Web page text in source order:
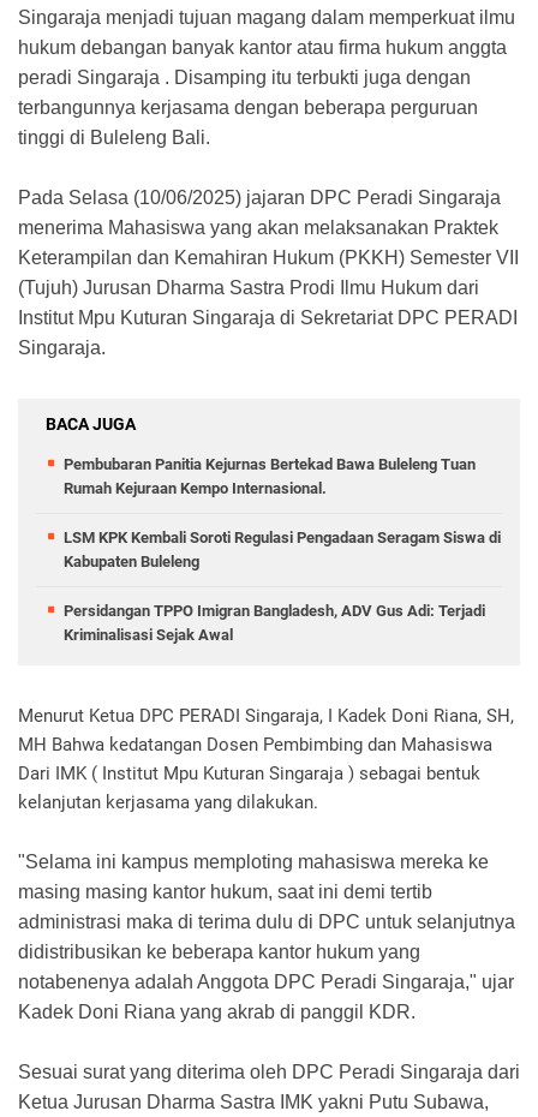
Singaraja menjadi tujuan magang dalam memperkuat ilmu
hukum debangan banyak kantor atau firma hukum anggta
peradi Singaraja . Disamping itu terbukti juga dengan
terbangunnya kerjasama dengan beberapa perguruan
tinggi di Buleleng Bali.
Pada Selasa (10/06/2025) jajaran DPC Peradi Singaraja
menerima Mahasiswa yang akan melaksanakan Praktek
Keterampilan dan Kemahiran Hukum (PKKH) Semester VII
(Tujuh) Jurusan Dharma Sastra Prodi Ilmu Hukum dari
Institut Mpu Kuturan Singaraja di Sekretariat DPC PERADI
Singaraja.
BACA JUGA
Pembubaran Panitia Kejurnas Bertekad Bawa Buleleng Tuan
Rumah Kejuraan Kempo Internasional.
LSM KPK Kembali Soroti Regulasi Pengadaan Seragam Siswa di
Kabupaten Buleleng
Persidangan TPPO Imigran Bangladesh, ADV Gus Adi: Terjadi
Kriminalisasi Sejak Awal
Menurut Ketua DPC PERADI Singaraja, I Kadek Doni Riana, SH,
MH Bahwa kedatangan Dosen Pembimbing dan Mahasiswa
Dari IMK ( Institut Mpu Kuturan Singaraja ) sebagai bentuk
kelanjutan kerjasama yang dilakukan.
"Selama ini kampus memploting mahasiswa mereka ke
masing masing kantor hukum, saat ini demi tertib
administrasi maka di terima dulu di DPC untuk selanjutnya
didistribusikan ke beberapa kantor hukum yang
notabenenya adalah Anggota DPC Peradi Singaraja," ujar
Kadek Doni Riana yang akrab di panggil KDR.
Sesuai surat yang diterima oleh DPC Peradi Singaraja dari
Ketua Jurusan Dharma Sastra IMK yakni Putu Subawa,